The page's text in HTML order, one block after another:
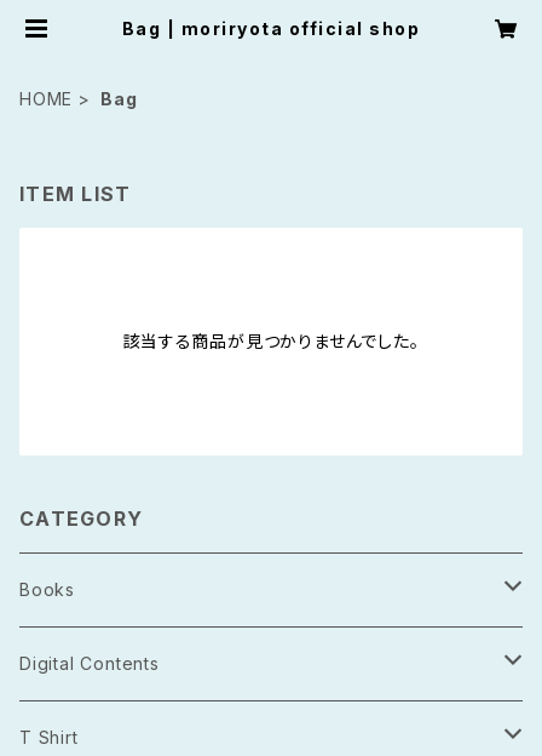
Bag | moriryota official shop
HOME Bag
ITEM LIST
該当する商品が見つかりませんでした。
CATEGORY
Books
Photo Book
Digital Contents
Project Open Source
T Shirt